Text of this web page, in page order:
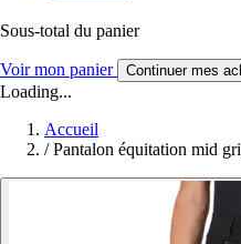
Sous-total du panier
Voir mon panier Continuer mes
Loading...
Accueil
/ Pantalon équitation mid